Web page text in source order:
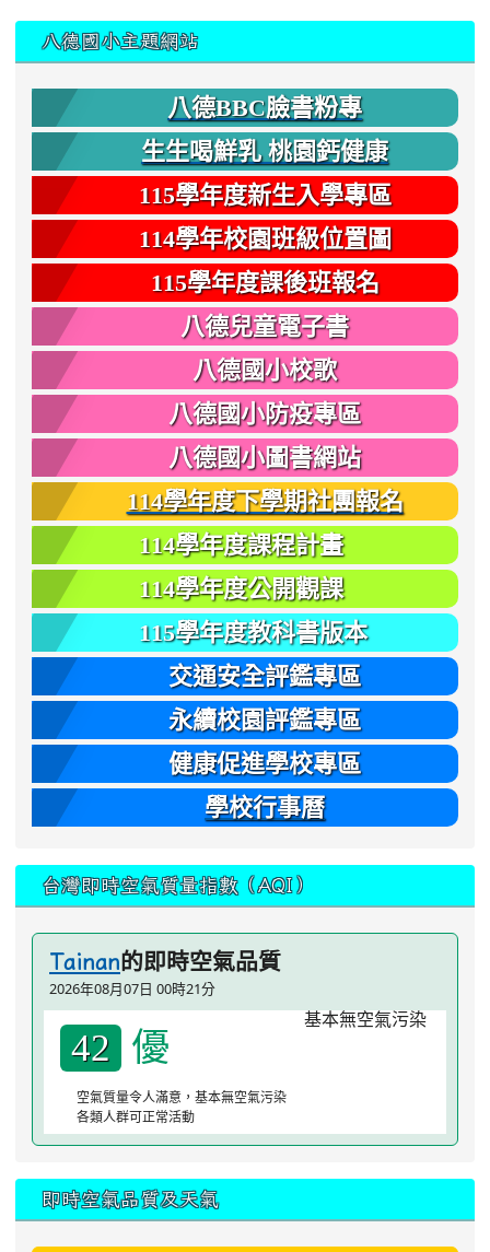
八德國小主題網站
八德BBC臉書粉專
生生喝鮮乳 桃園鈣健康
115學年度新生入學專區
114學年校園班級位置圖
115學年度課後班報名
八德兒童電子書
八德國小校歌
八德國小防疫專區
八德國小圖書網站
114學年度下學期社團報名
114學年度課程計畫
114學年度公開觀課
115學年度教科書版本
交通安全評鑑專區
永續校園評鑑專區
健康促進學校專區
學校行事曆
台灣即時空氣質量指數（AQI）
Tainan的即時空氣品質
2026年08月07日 00時21分
42 優
空氣質量令人滿意，基本無空氣污染
各類人群可正常活動
即時空氣品質及天氣